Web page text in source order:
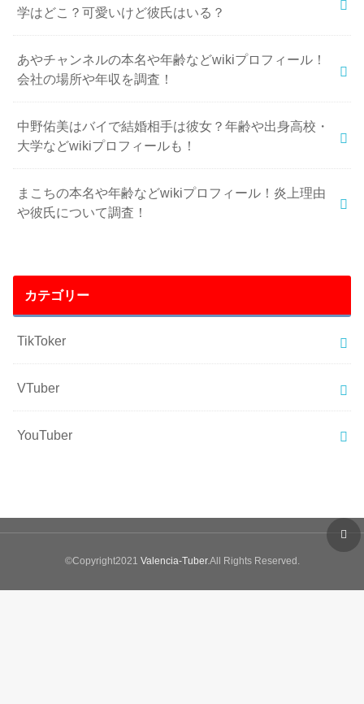
学はどこ？可愛いけど彼氏はいる？
あやチャンネルの本名や年齢などwikiプロフィール！
会社の場所や年収を調査！
中野佑美はバイで結婚相手は彼女？年齢や出身高校・
大学などwikiプロフィールも！
まこちの本名や年齢などwikiプロフィール！炎上理由
や彼氏について調査！
カテゴリー
TikToker
VTuber
YouTuber
©Copyright2021 Valencia-Tuber.All Rights Reserved.